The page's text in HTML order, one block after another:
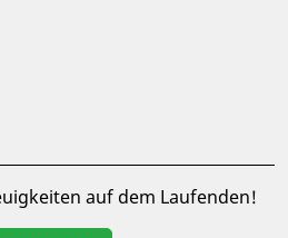
auf dem Laufenden!